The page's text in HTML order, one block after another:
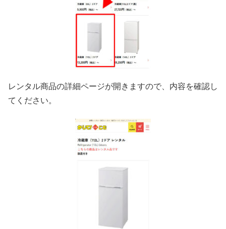
レンタル商品の詳細ページが開きますので、内容を確認し
てください。